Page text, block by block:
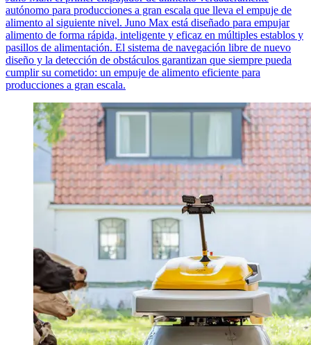
autónomo para producciones a gran escala que lleva el empuje de
alimento al siguiente nivel. Juno Max está diseñado para empujar
alimento de forma rápida, inteligente y eficaz en múltiples establos y
pasillos de alimentación. El sistema de navegación libre de nuevo
diseño y la detección de obstáculos garantizan que siempre pueda
cumplir su cometido: un empuje de alimento eficiente para
producciones a gran escala.